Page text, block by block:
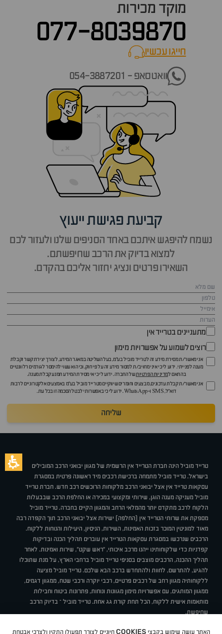
מוקד מכירות
077-8039870
חייגו עכשיוcall now
וואטסאפ - 054-3887201
קביעת פגישת ייעוץ
נשמח להיפגש איתכם באחד הסניפים שלנו ולעזור לכם
למצוא בדיוק את הרכב שחיפשתם.
השאירו פרטים ונציג יחזור אליכם בהקדם.
מתעניינים בטרייד אין
רוצים לשמוע על אפשרויות מימון
אני מאשר/ת מסירת מידע זה לטרייד מוביל בע"מ, בעל השליטה במאגר המידע, לצורך יצירת קשר וקבלת
מענה לפנייתי. ידוע לי כי איני מחויב/ת למסור מידע זה על פי חוק, וכי הוא עשוי להימסר לגורמים רלוונטיים
בהתאם למדיניות הפרטיותשל החברה. ידוע לי כי אי מסירת המידע תמנע קבלת מענה.
אני מאשר/ת קבלת עדכונים, מבצעים וחומרים שיווקיים מטרייד מוביל בע"מ באמצעים אלקטרוניים לרבות
דוא״ל, SMS ו-WhatsApp. ידוע לי כי באפשרותי לבטל הסכמה זו בכל עת.
שליחה
טרייד מוביל הינה חברת הטרייד אין הרשמית של מגוון יבואני הרכב המובילים
בישראל. טרייד מוביל מתמחה ברכישת רכבים מיד ראשונה פרטית במסגרת
עסקאות טרייד אין אצל יבואני הרכב מלקוחות הרוכשים רכב חדש. חברת טרייד
מוביל מעניקה מענה הוגן, שירותי ומקצועי במכירה או החלפת הרכב שבבעלות
הלקוח לרכב מתקדם יותר מהמלאי הרחב והמגוון הקיים בחברה. טרייד מוביל
מספקת את שרותי הטרייד אין (החלפה) ישירות אצל יבואני הרכב תוך הקפדה רבה
מאוד למוניטין המוכר בזכות האמינות, השירות, הניסיון, היעילות והנוחות ללקוח.
הרכבים שנרכשו במסגרת עסקאות הטרייד אין עוברים תהליך הכנה ובדיקות
קפדניות כדי שלקוחותינו ייהנו מרכב איכותי, "ראש שקט", שירות ואמינות. לאחר
תהליך ההכנה, הרכבים מוצבים בסניפי טרייד מוביל ברחבי הארץ, על מנת שתוכלו
להגיע, להתרשם, לחוות ולהתחדש ברכב הבא שלכם. טרייד מוביל מציעה
ללקוחותיה מגוון רחב של רכבים פרטיים, רכבי יוקרה ורכבי שטח, ממגוון דגמים,
ממגוון המותגים, עם אפשרויות מימון מגוונות ונוחות, פתרונות ביטוח וחבילות
מותאמות אישית ללקוח, הכל תחת קורת גג אחת. טרייד מוביל – בדיוק הרכב
שחיפשת.
האתר עושה שימוש בקבצי COOKIES חיוניים לצורך תפעולו התקין ולצרכי אבטחת